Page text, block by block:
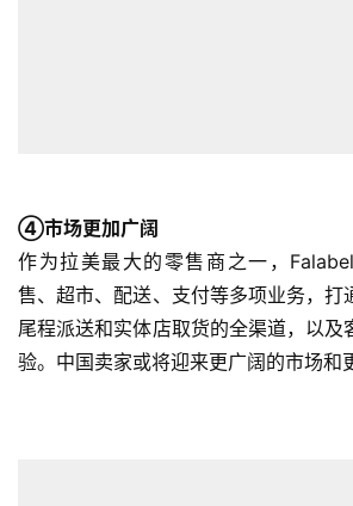
跨
境
百
科
④市场更加广阔
作为拉美最大的零售商之一，
售、超市、配送、支付等多项业务，打
尾程派送和实体店取货的全渠道，以及
验。中国卖家或将迎来更广阔的市场和